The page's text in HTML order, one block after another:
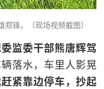
锋。（现场视频截图）
监委干部熊唐辉驾
落水，车里人影晃
赶紧靠边停车，抄起